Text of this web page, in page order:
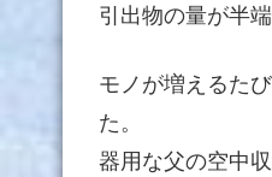
引出物の量が半
モノが増えるた
た。
器用な父の空中